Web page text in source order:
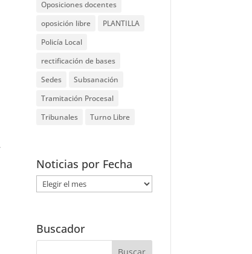
Oposiciones docentes
oposición libre
PLANTILLA
Policía Local
rectificación de bases
Sedes
Subsanación
Tramitación Procesal
Tribunales
Turno Libre
Noticias por Fecha
Noticias
por
Buscador